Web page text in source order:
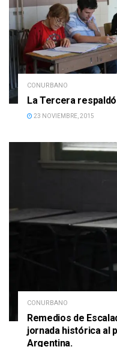
CONURBANO
La Tercera
23 NOVIEMBRE, 2015
CONURBANO
Remedios de
jornada histórica al
Argentina.